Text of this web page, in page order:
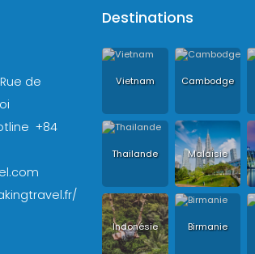
de
+84
Destinations
Vietnam Cambodge
Thailande Malaisie
Indonésie Birmanie